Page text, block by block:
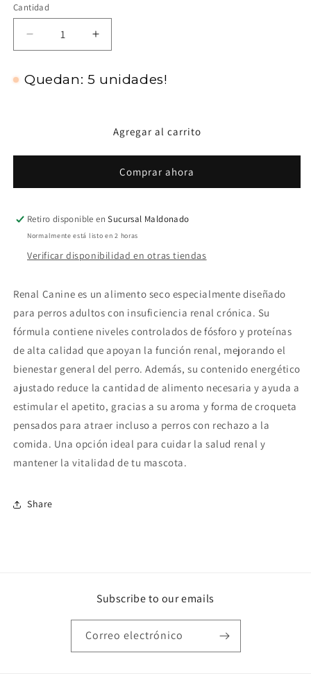
Cantidad
Reducir
cantidad
Royal
Aumentar
cantidad
Royal
Adulto
Renal
Quedan: 5 unidades!
Agregar al carrito
Comprar ahora
Retiro disponible enSucursal Maldonado
Normalmente está listo en 2 horas
Verificar disponibilidad en otras tiendas
Renal Canine es un alimento seco especialmente diseñado
para perros adultos con insuficiencia renal crónica. Su
fórmula contiene niveles controlados de fósforo y proteínas
de alta calidad que apoyan la función renal, mejorando el
bienestar general del perro. Además, su contenido energético
ajustado reduce la cantidad de alimento necesaria y ayuda a
estimular el apetito, gracias a su aroma y forma de croqueta
pensados para atraer incluso a perros con rechazo a la
comida. Una opción ideal para cuidar la salud renal y
mantener la vitalidad de tu mascota.
Share
Subscribe to our emails
Correo electrónico